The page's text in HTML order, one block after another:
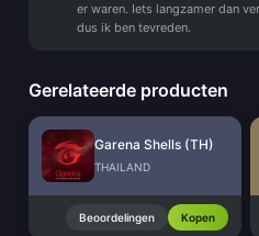
er waren. Iets langzamer dan
dus ik ben tevreden.
Gerelateerde producten
Garena Shells (TH)
THAILAND
Beoordelingen Kopen